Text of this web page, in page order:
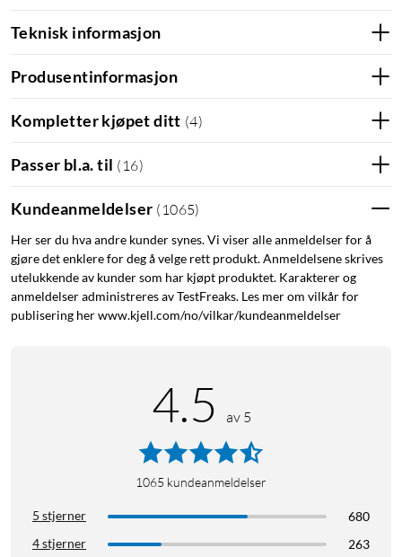
Teknisk informasjon
Produsentinformasjon
Kompletter kjøpet ditt (4)
Passer bl.a. til ( 16)
Kundeanmeldelser ( 1065)
Her ser du hva andre kunder synes. Vi viser alle anmeldelser for å
gjøre det enklere for deg å velge rett produkt. Anmeldelsene skrives
utelukkende av kunder som har kjøpt produktet. Karakterer og
anmeldelser administreres av TestFreaks. Les mer om vilkår for
publisering her www.kjell.com/no/vilkar/kundeanmeldelser
4.5 av 5
1065 kundeanmeldelser
5 stjerner
680
4 stjerner
263